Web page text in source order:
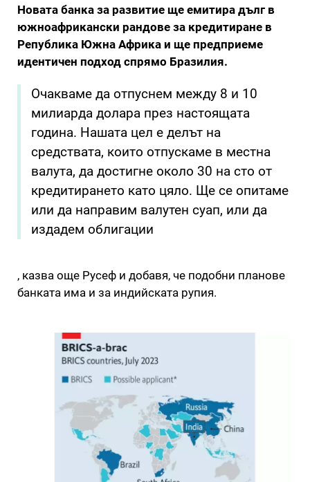
Новата банка за развитие ще емитира дълг в
южноафрикански рандове за кредитиране в
Република Южна Африка и ще предприеме
идентичен подход спрямо Бразилия.
Очакваме да отпуснем между 8 и 10
милиарда долара през настоящата
година. Нашата цел е делът на
средствата, които отпускаме в местна
валута, да достигне около 30 на сто от
кредитирането като цяло. Ще се опитаме
или да направим валутен суап, или да
издадем облигации
, казва още Русеф и добавя, че подобни планове
банката има и за индийската рупия.